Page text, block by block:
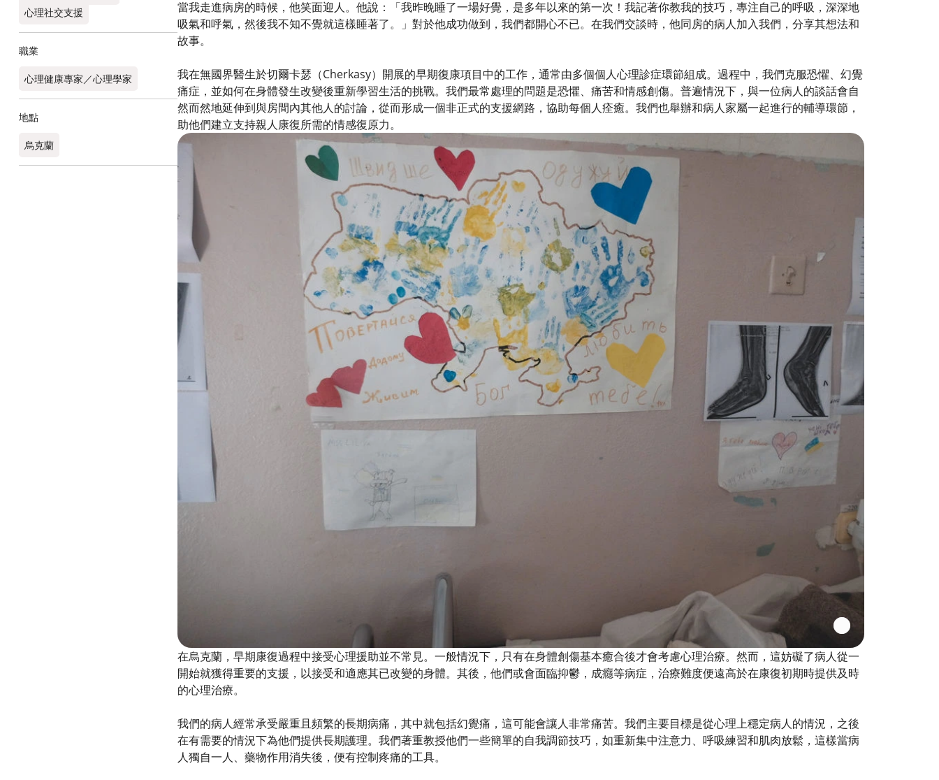
心理社交支援
職業
心理健康專家／心理學家
地點
烏克蘭
當我走進病房的時候，他笑面迎人。他說：「我昨晚睡了一場好覺，是多年以來的第一次！我記著你教我的技巧，專注自己的呼吸，深深地
吸氣和呼氣，然後我不知不覺就這樣睡著了。」對於他成功做到，我們都開心不已。在我們交談時，他同房的病人加入我們，分享其想法和
故事。
我在無國界醫生於切爾卡瑟（Cherkasy）開展的早期復康項目中的工作，通常由多個個人心理診症環節組成。過程中，我們克服恐懼、幻覺
痛症，並如何在身體發生改變後重新學習生活的挑戰。我們最常處理的問題是恐懼、痛苦和情感創傷。普遍情況下，與一位病人的談話會自
然而然地延伸到與房間內其他人的討論，從而形成一個非正式的支援網路，協助每個人痊癒。我們也舉辦和病人家屬一起進行的輔導環節，
助他們建立支持親人康復所需的情感復原力。
在烏克蘭，早期康復過程中接受心理援助並不常見。一般情況下，只有在身體創傷基本癒合後才會考慮心理治療。然而，這妨礙了病人從一
開始就獲得重要的支援，以接受和適應其已改變的身體。其後，他們或會面臨抑鬱，成癮等病症，治療難度便遠高於在康復初期時提供及時
的心理治療。
我們的病人經常承受嚴重且頻繁的長期病痛，其中就包括幻覺痛，這可能會讓人非常痛苦。我們主要目標是從心理上穩定病人的情況，之後
在有需要的情況下為他們提供長期護理。我們著重教授他們一些簡單的自我調節技巧，如重新集中注意力、呼吸練習和肌肉放鬆，這樣當病
人獨自一人、藥物作用消失後，便有控制疼痛的工具。